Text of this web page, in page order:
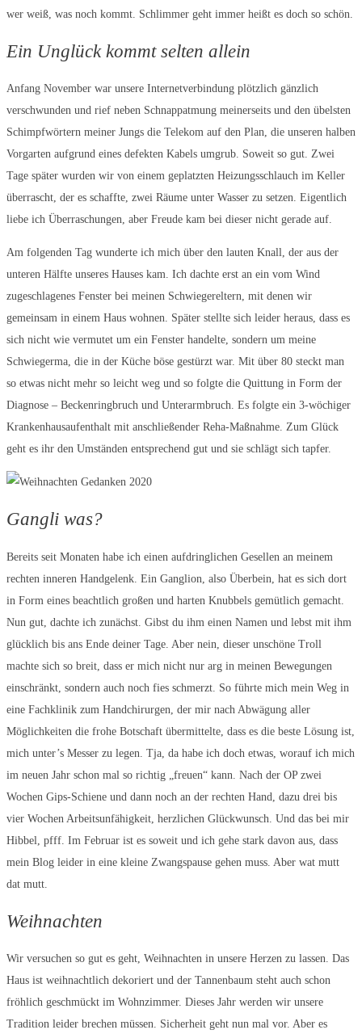
wer weiß, was noch kommt. Schlimmer geht immer heißt es doch so schön.
Ein Unglück kommt selten allein
Anfang November war unsere Internetverbindung plötzlich gänzlich
verschwunden und rief neben Schnappatmung meinerseits und den übelsten
Schimpfwörtern meiner Jungs die Telekom auf den Plan, die unseren halben
Vorgarten aufgrund eines defekten Kabels umgrub. Soweit so gut. Zwei
Tage später wurden wir von einem geplatzten Heizungsschlauch im Keller
überrascht, der es schaffte, zwei Räume unter Wasser zu setzen. Eigentlich
liebe ich Überraschungen, aber Freude kam bei dieser nicht gerade auf.
Am folgenden Tag wunderte ich mich über den lauten Knall, der aus der
unteren Hälfte unseres Hauses kam. Ich dachte erst an ein vom Wind
zugeschlagenes Fenster bei meinen Schwiegereltern, mit denen wir
gemeinsam in einem Haus wohnen. Später stellte sich leider heraus, dass es
sich nicht wie vermutet um ein Fenster handelte, sondern um meine
Schwiegerma, die in der Küche böse gestürzt war. Mit über 80 steckt man
so etwas nicht mehr so leicht weg und so folgte die Quittung in Form der
Diagnose – Beckenringbruch und Unterarmbruch. Es folgte ein 3-wöchiger
Krankenhausaufenthalt mit anschließender Reha-Maßnahme. Zum Glück
geht es ihr den Umständen entsprechend gut und sie schlägt sich tapfer.
Gangli was?
Bereits seit Monaten habe ich einen aufdringlichen Gesellen an meinem
rechten inneren Handgelenk. Ein Ganglion, also Überbein, hat es sich dort
in Form eines beachtlich großen und harten Knubbels gemütlich gemacht.
Nun gut, dachte ich zunächst. Gibst du ihm einen Namen und lebst mit ihm
glücklich bis ans Ende deiner Tage. Aber nein, dieser unschöne Troll
machte sich so breit, dass er mich nicht nur arg in meinen Bewegungen
einschränkt, sondern auch noch fies schmerzt. So führte mich mein Weg in
eine Fachklinik zum Handchirurgen, der mir nach Abwägung aller
Möglichkeiten die frohe Botschaft übermittelte, dass es die beste Lösung ist,
mich unter’s Messer zu legen. Tja, da habe ich doch etwas, worauf ich mich
im neuen Jahr schon mal so richtig „freuen“ kann. Nach der OP zwei
Wochen Gips-Schiene und dann noch an der rechten Hand, dazu drei bis
vier Wochen Arbeitsunfähigkeit, herzlichen Glückwunsch. Und das bei mir
Hibbel, pfff. Im Februar ist es soweit und ich gehe stark davon aus, dass
mein Blog leider in eine kleine Zwangspause gehen muss. Aber wat mutt
dat mutt.
Weihnachten
Wir versuchen so gut es geht, Weihnachten in unsere Herzen zu lassen. Das
Haus ist weihnachtlich dekoriert und der Tannenbaum steht auch schon
fröhlich geschmückt im Wohnzimmer. Dieses Jahr werden wir unsere
Tradition leider brechen müssen. Sicherheit geht nun mal vor. Aber es